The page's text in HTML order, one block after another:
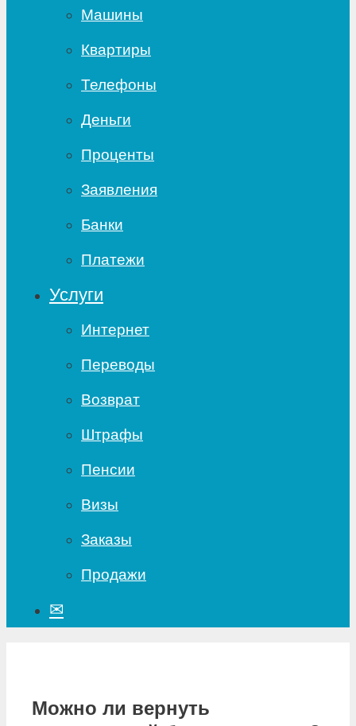
Машины
Квартиры
Телефоны
Деньги
Проценты
Заявления
Банки
Платежи
Услуги
Интернет
Переводы
Возврат
Штрафы
Пенсии
Визы
Заказы
Продажи
✉
Можно ли вернуть